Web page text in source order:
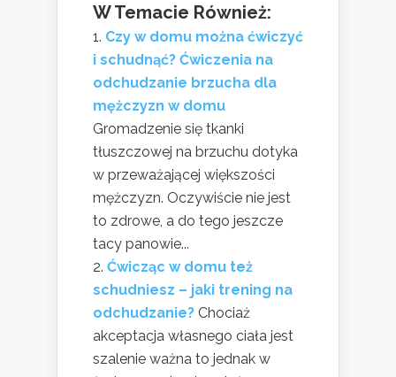
W Temacie Również:
Czy w domu można ćwiczyć
i schudnąć? Ćwiczenia na
odchudzanie brzucha dla
mężczyzn w domu
Gromadzenie się tkanki
tłuszczowej na brzuchu dotyka
w przeważającej większości
mężczyzn. Oczywiście nie jest
to zdrowe, a do tego jeszcze
tacy panowie...
Ćwicząc w domu też
schudniesz – jaki trening na
odchudzanie? Chociaż
akceptacja własnego ciała jest
szalenie ważna to jednak w